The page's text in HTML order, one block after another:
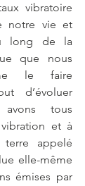
vibratoire
notre vie et
long de la
que nous
le faire
d’évoluer
avons tous
et à
appelé
elle-même
émises par